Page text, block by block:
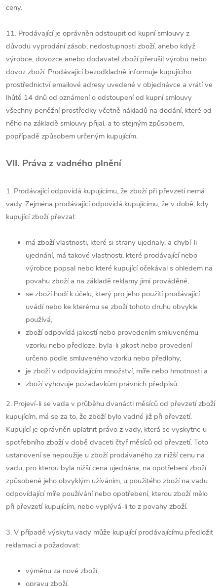
ceny.
11. Prodávající je oprávněn odstoupit od kupní smlouvy z
důvodu vyprodání zásob, nedostupnosti zboží, anebo když
výrobce, dovozce anebo dodavatel zboží přerušil výrobu nebo
dovoz zboží. Prodávající bezodkladně informuje kupujícího
prostřednictví emailové adresy uvedené v objednávce a vrátí ve
lhůtě 14 dnů od oznámení o odstoupení od kupní smlouvy
všechny peněžní prostředky včetně nákladů na dodání, které od
něho na základě smlouvy přijal, a to stejným způsobem,
popřípadě způsobem určeným kupujícím.
VII. Práva z vadného plnění
1. Prodávající odpovídá kupujícímu, že zboží při převzetí nemá
vady. Zejména prodávající odpovídá kupujícímu, že v době, kdy
kupující zboží převzal:
má zboží vlastnosti, které si strany ujednaly, a chybí-li
ujednání, má takové vlastnosti, které prodávající nebo
výrobce popsal nebo které kupující očekával s ohledem na
povahu zboží a na základě reklamy jimi prováděné,
se zboží hodí k účelu, který pro jeho použití prodávající
uvádí nebo ke kterému se zboží tohoto druhu obvykle
používá,
zboží odpovídá jakostí nebo provedením smluvenému
vzorku nebo předloze, byla-li jakost nebo provedení
určeno podle smluveného vzorku nebo předlohy,
je zboží v odpovídajícím množství, míře nebo hmotnosti a
zboží vyhovuje požadavkům právních předpisů.
2. Projeví-li se vada v průběhu dvanácti měsíců od převzetí zboží
kupujícím, má se za to, že zboží bylo vadné již při převzetí.
Kupující je oprávněn uplatnit právo z vady, která se vyskytne u
spotřebního zboží v době dvaceti čtyř měsíců od převzetí. Toto
ustanovení se nepoužije u zboží prodávaného za nižší cenu na
vadu, pro kterou byla nižší cena ujednána, na opotřebení zboží
způsobené jeho obvyklým užíváním, u použitého zboží na vadu
odpovídající míře používání nebo opotřebení, kterou zboží mělo
při převzetí kupujícím, nebo vyplývá-li to z povahy zboží.
3. V případě výskytu vady může kupující prodávajícímu předložit
reklamaci a požadovat:
výměnu za nové zboží,
opravu zboží,